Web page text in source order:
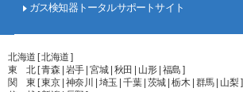
ガス検知器トータルサポートサイト
北海道 [ 北海道 ]
東 北 [ 青森 | 岩手 | 宮城 | 秋田 | 山形 | 福島 ]
関 東 [ 東京 | 神奈川 | 埼玉 | 千葉 | 茨城 | 栃木 | 群馬 | 山梨 ]